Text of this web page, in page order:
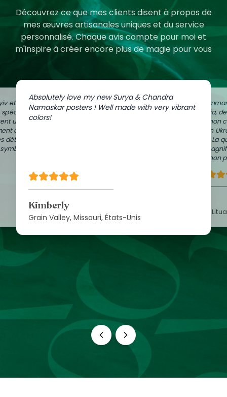
Découvrez ce que mes clients disent à propos de
mes œuvres artisanales uniques et du service
personnalisé. Chaque avis compte pour moi et
m'inspire à créer encore plus de magie pour vous
et
un peu
à
détails
Absolutely love my new Surya & Chandra
Namaskar posters ! Well made with very vibrant
colors!
Kimberly
Grain Valley, Missouri, États-Unis
J'ai
Zaporijia,
dans
de mon
Vilnius. La
sont
avec mon
Vilnius,